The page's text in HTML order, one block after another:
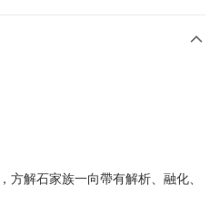
方解石家族一向帶有解析、融化、